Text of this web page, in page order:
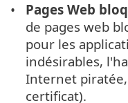
Pages Web
de pages web
pour les
indésirables,
Internet
certificat).